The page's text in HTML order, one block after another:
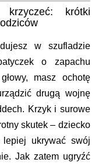
krótki
w szufladzie
o zapachu
masz ochotę
drugą wojnę
Krzyk i surowe
skutek – dziecko
ukrywać swój
Jak zatem ugryźć